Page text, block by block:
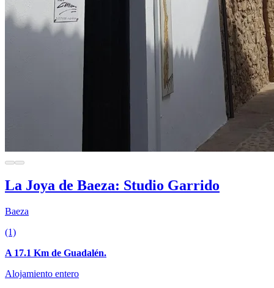
La Joya de Baeza: Studio Garrido
Baeza
(1)
A 17.1 Km de Guadalén.
Alojamiento entero